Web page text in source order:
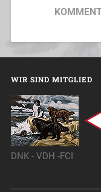
WIR SIND MITGLIED
DNK - VDH -FCI